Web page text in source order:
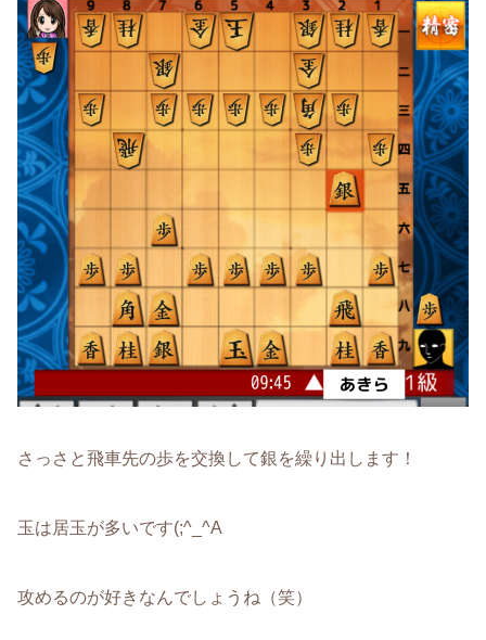
さっさと飛車先の歩を交換して銀を繰り出します！
玉は居玉が多いです(;^_^A
攻めるのが好きなんでしょうね（笑）